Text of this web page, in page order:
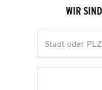
WIR